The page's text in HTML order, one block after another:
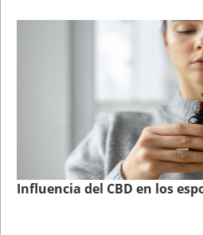
Influencia del CBD en los